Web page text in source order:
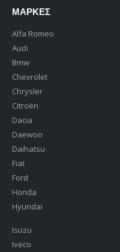
ΜΆΡΚΕΣ
Alfa Romeo
Audi
Bmw
Chevrolet
Chrysler
Citroën
Dacia
Daewoo
Daihatsu
Fiat
Ford
Honda
Hyundai
Isuzu
Iveco